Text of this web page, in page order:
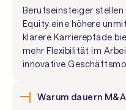
Berufseinsteiger
Equity eine höhere
klarere Karrierepfade
mehr Flexibilität im
innovative
Warum dauern